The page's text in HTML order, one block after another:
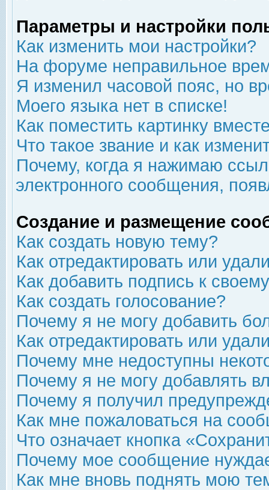
Параметры и настройки
Как изменить мои настройки?
На форуме неправильное
Я изменил часовой пояс, но
Моего языка нет в списке!
Как поместить картинку
Что такое звание и как
Почему, когда я нажимаю
электронного сообщения,
Создание и размещение
Как создать новую тему?
Как отредактировать или
Как добавить подпись к
Как создать голосование?
Почему я не могу добавить
Как отредактировать или
Почему мне недоступны
Почему я не могу добавлять
Почему я получил
Как мне пожаловаться на
Что означает кнопка
Почему мое сообщение
Как мне вновь поднять мою